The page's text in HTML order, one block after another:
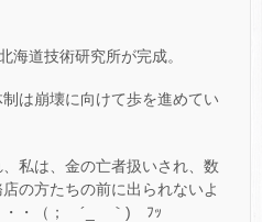
海道技術研究所が完成。
は崩壊に向けて歩を進めてい
私は、金の亡者扱いされ、数
の方たちの前に出られないよ
・・（； ´_ゝ｀) ﾌｯ